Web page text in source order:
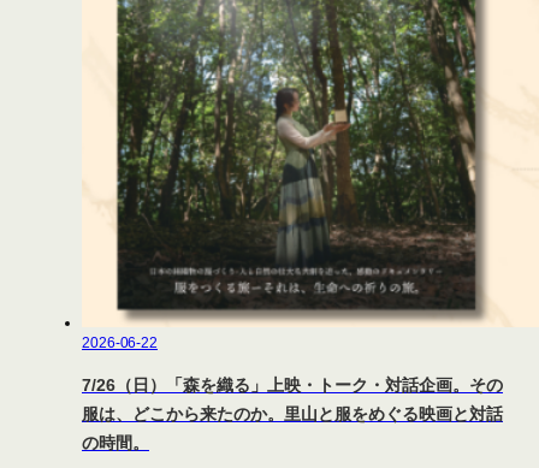
2026-06-22
7/26（日）「森を織る」上映・トーク・対話企画。その
服は、どこから来たのか。里山と服をめぐる映画と対話
の時間。